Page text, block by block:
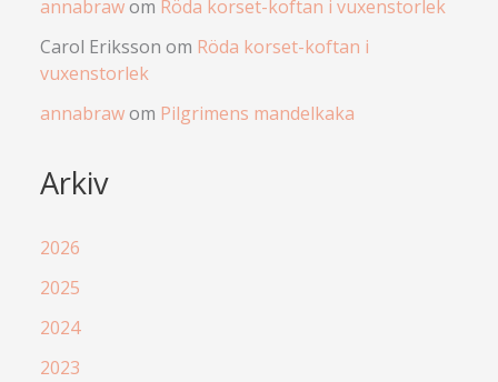
annabrawom Röda korset-koftan i vuxenstorlek
Carol Eriksson om Röda korset-koftan i
vuxenstorlek
annabrawom Pilgrimens mandelkaka
Arkiv
2026
2025
2024
2023